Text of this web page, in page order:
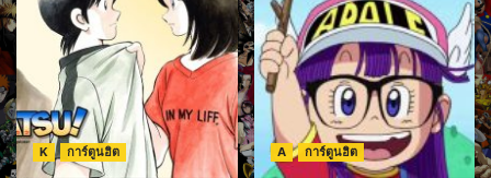
K การ์ตูนฮิต A การ์ตูนฮิต